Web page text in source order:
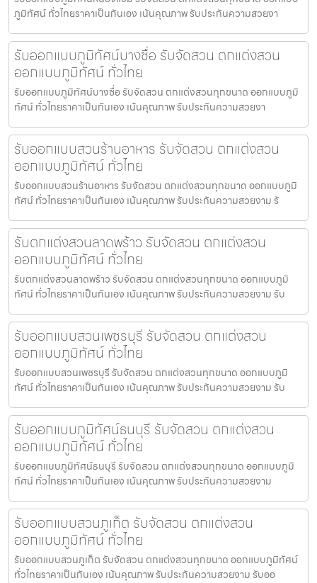
ภูมิทัศน์ ทั่วไทยราคาเป็นกันเอง เน้นคุณภาพ รับประกันความสวยงา
รับออกแบบภูมิทัศน์บางซื่อ รับจัดสวน ตกแต่งสวน
ออกแบบภูมิทัศน์ ทั่วไทย
รับออกแบบภูมิทัศน์บางซื่อ รับจัดสวน ตกแต่งสวนทุกขนาด ออกแบบภูมิ
ทัศน์ ทั่วไทยราคาเป็นกันเอง เน้นคุณภาพ รับประกันความสวยงา
รับออกแบบสวนร้านอาหาร รับจัดสวน ตกแต่งสวน
ออกแบบภูมิทัศน์ ทั่วไทย
รับออกแบบสวนร้านอาหาร รับจัดสวน ตกแต่งสวนทุกขนาด ออกแบบภูมิ
ทัศน์ ทั่วไทยราคาเป็นกันเอง เน้นคุณภาพ รับประกันความสวยงาม รั
รับตกแต่งสวนลาดพร้าว รับจัดสวน ตกแต่งสวน
ออกแบบภูมิทัศน์ ทั่วไทย
รับตกแต่งสวนลาดพร้าว รับจัดสวน ตกแต่งสวนทุกขนาด ออกแบบภูมิ
ทัศน์ ทั่วไทยราคาเป็นกันเอง เน้นคุณภาพ รับประกันความสวยงาม รับ
รับออกแบบสวนเพชรบุรี รับจัดสวน ตกแต่งสวน
ออกแบบภูมิทัศน์ ทั่วไทย
รับออกแบบสวนเพชรบุรี รับจัดสวน ตกแต่งสวนทุกขนาด ออกแบบภูมิ
ทัศน์ ทั่วไทยราคาเป็นกันเอง เน้นคุณภาพ รับประกันความสวยงาม รับ
รับออกแบบภูมิทัศน์ธนบุรี รับจัดสวน ตกแต่งสวน
ออกแบบภูมิทัศน์ ทั่วไทย
รับออกแบบภูมิทัศน์ธนบุรี รับจัดสวน ตกแต่งสวนทุกขนาด ออกแบบภูมิ
ทัศน์ ทั่วไทยราคาเป็นกันเอง เน้นคุณภาพ รับประกันความสวยงาม
รับออกแบบสวนภูเก็ต รับจัดสวน ตกแต่งสวน
ออกแบบภูมิทัศน์ ทั่วไทย
รับออกแบบสวนภูเก็ต รับจัดสวน ตกแต่งสวนทุกขนาด ออกแบบภูมิทัศน์
ทั่วไทยราคาเป็นกันเอง เน้นคุณภาพ รับประกันความสวยงาม รับออ